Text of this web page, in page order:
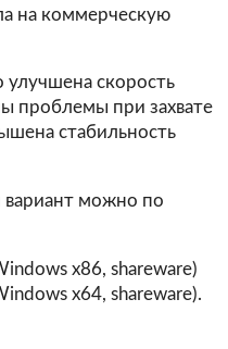
на коммерческую
улучшена скорость
проблемы при захвате
стабильность
вариант можно по
x86, shareware)
x64, shareware).